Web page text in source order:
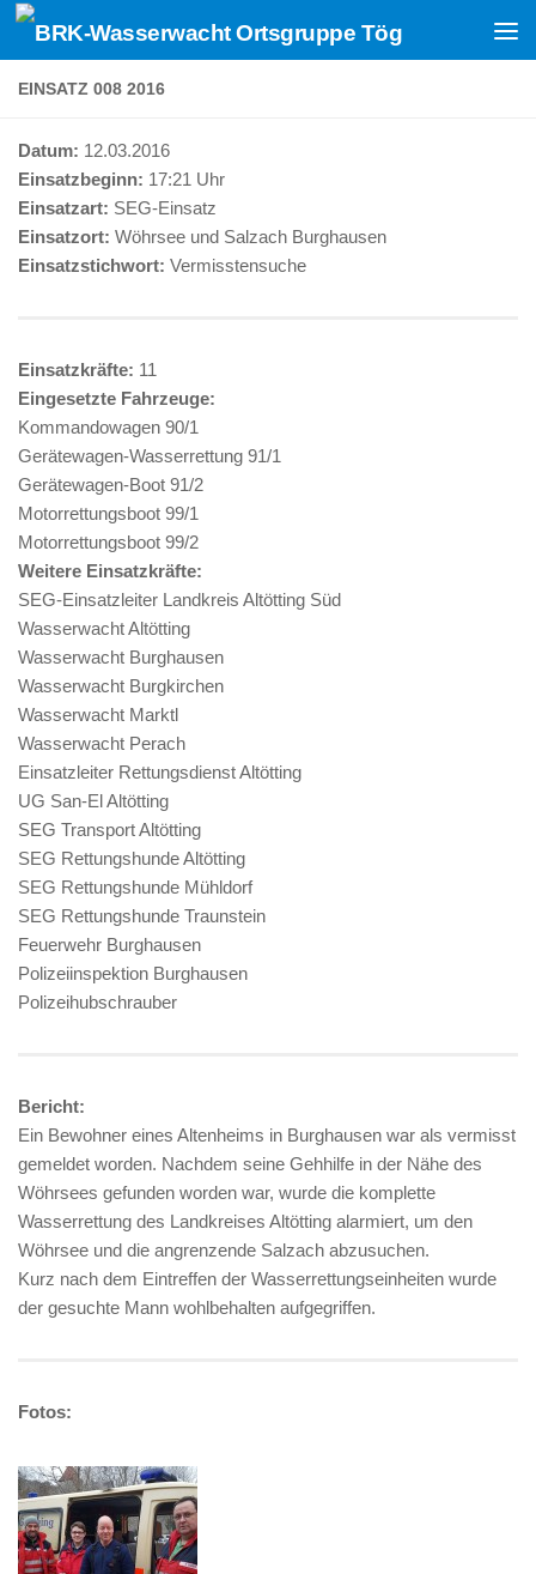
Zum Inhalt springen
EINSATZ 008 2016
Datum: 12.03.2016
Einsatzbeginn: 17:21 Uhr
Einsatzart: SEG-Einsatz
Einsatzort: Wöhrsee und Salzach Burghausen
Einsatzstichwort: Vermisstensuche
Einsatzkräfte: 11
Eingesetzte Fahrzeuge:
Kommandowagen 90/1
Gerätewagen-Wasserrettung 91/1
Gerätewagen-Boot 91/2
Motorrettungsboot 99/1
Motorrettungsboot 99/2
Weitere Einsatzkräfte:
SEG-Einsatzleiter Landkreis Altötting Süd
Wasserwacht Altötting
Wasserwacht Burghausen
Wasserwacht Burgkirchen
Wasserwacht Marktl
Wasserwacht Perach
Einsatzleiter Rettungsdienst Altötting
UG San-El Altötting
SEG Transport Altötting
SEG Rettungshunde Altötting
SEG Rettungshunde Mühldorf
SEG Rettungshunde Traunstein
Feuerwehr Burghausen
Polizeiinspektion Burghausen
Polizeihubschrauber
Bericht:
Ein Bewohner eines Altenheims in Burghausen war als vermisst
gemeldet worden. Nachdem seine Gehhilfe in der Nähe des
Wöhrsees gefunden worden war, wurde die komplette
Wasserrettung des Landkreises Altötting alarmiert, um den
Wöhrsee und die angrenzende Salzach abzusuchen.
Kurz nach dem Eintreffen der Wasserrettungseinheiten wurde
der gesuchte Mann wohlbehalten aufgegriffen.
Fotos: